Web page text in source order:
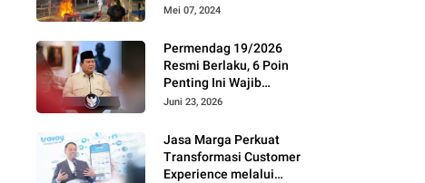
Masyarakat Soal Aksi
Mei 07, 2024
Permendag 19/2026
Resmi Berlaku, 6 Poin
Penting Ini Wajib
Diketahui Pengusaha
Juni 23, 2026
Jasa Marga Perkuat
Transformasi Customer
Experience melalui